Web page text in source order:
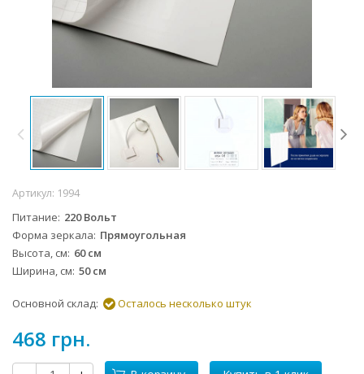
Артикул: 1994
Питание 220 Вольт
Форма зеркала Прямоугольная
Высота, см 60 см
Ширина, см 50 см
Основной склад: Осталось несколько штук
468 грн.